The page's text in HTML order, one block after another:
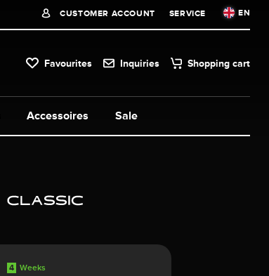
CUSTOMER ACCOUNT SERVICE EN
Favourites Inquiries Shopping cart
Accessoires Sale
4 Weeks